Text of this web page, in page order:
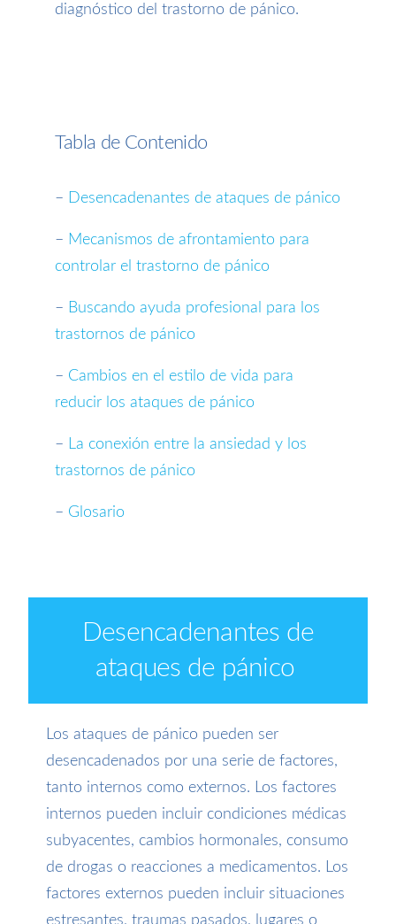
diagnóstico del trastorno de pánico.
Tabla de Contenido
– Desencadenantes de ataques de pánico
– Mecanismos de afrontamiento para
controlar el trastorno de pánico
– Buscando ayuda profesional para los
trastornos de pánico
– Cambios en el estilo de vida para
reducir los ataques de pánico
– La conexión entre la ansiedad y los
trastornos de pánico
– Glosario
Desencadenantes de
ataques de pánico
Los ataques de pánico pueden ser
desencadenados por una serie de factores,
tanto internos como externos. Los factores
internos pueden incluir condiciones médicas
subyacentes, cambios hormonales, consumo
de drogas o reacciones a medicamentos. Los
factores externos pueden incluir situaciones
estresantes, traumas pasados, lugares o